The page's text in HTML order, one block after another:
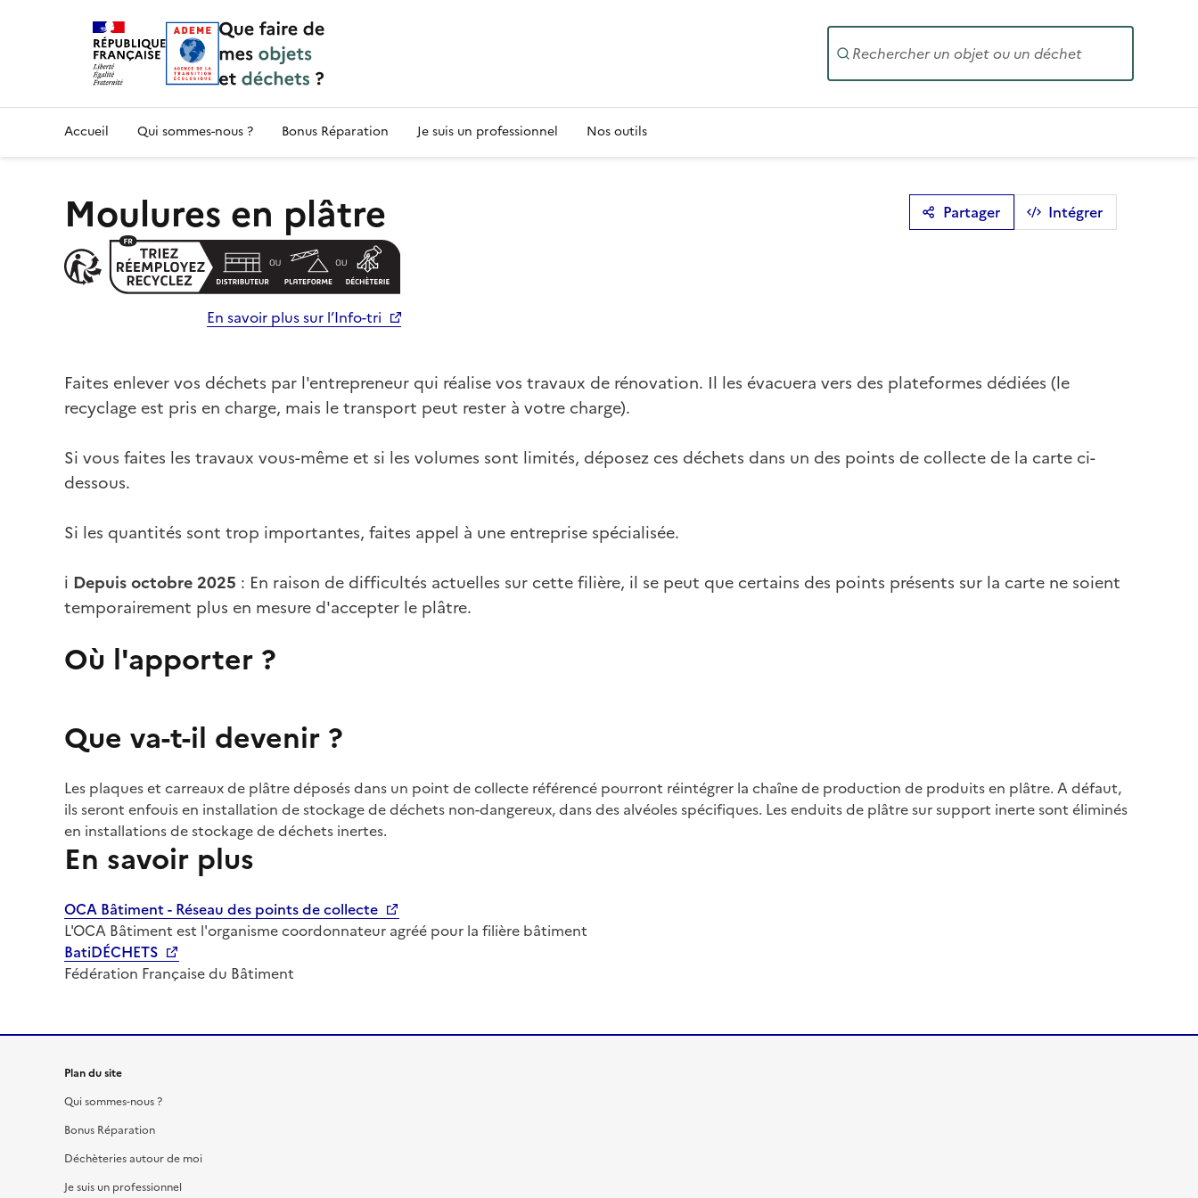
Accueil — Que Faire de mes objets & déchets Entrez
Accueil Qui sommes-nous ? Bonus Réparation Je suis un professionnel Nos outils
Moulures en plâtre
En savoir plus sur l’Info-tri
Partager Intégrer
Faites enlever vos déchets par l'entrepreneur qui réalise vos travaux de rénovation. Il les évacuera vers des plateformes dédiées (le
recyclage est pris en charge, mais le transport peut rester à votre charge).
Si vous faites les travaux vous-même et si les volumes sont limités, déposez ces déchets dans un des points de collecte de la carte ci-
dessous.
Si les quantités sont trop importantes, faites appel à une entreprise spécialisée.
ℹ️ Depuis octobre 2025 : En raison de difficultés actuelles sur cette filière, il se peut que certains des points présents sur la carte ne soient
temporairement plus en mesure d'accepter le plâtre.
Où l'apporter ?
Que va-t-il devenir ?
Les plaques et carreaux de plâtre déposés dans un point de collecte référencé pourront réintégrer la chaîne de production de produits en plâtre. A défaut,
ils seront enfouis en installation de stockage de déchets non-dangereux, dans des alvéoles spécifiques. Les enduits de plâtre sur support inerte sont éliminés
en installations de stockage de déchets inertes.
En savoir plus
OCA Bâtiment - Réseau des points de collecte
L'OCA Bâtiment est l'organisme coordonnateur agréé pour la filière bâtiment
BatiDÉCHETS
Fédération Française du Bâtiment
Plan du site
Qui sommes-nous ?
Bonus Réparation
Déchèteries autour de moi
Je suis un professionnel